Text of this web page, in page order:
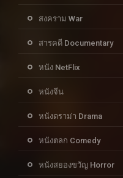
สงคราม War
สารคดี Documentary
หนัง NetFlix
หนังจีน
หนังดราม่า Drama
หนังตลก Comedy
หนังสยองขวัญ Horror